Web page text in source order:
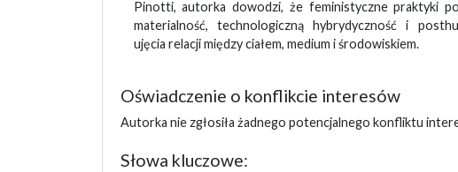
Pinotti, autorka dowodzi, że feministyczne praktyki
materialność, technologiczną hybrydyczność i
ujęcia relacji między ciałem, medium i środowiskiem.
Oświadczenie o konflikcie interesów
Autorka nie zgłosiła żadnego potencjalnego konfliktu
Słowa kluczowe: